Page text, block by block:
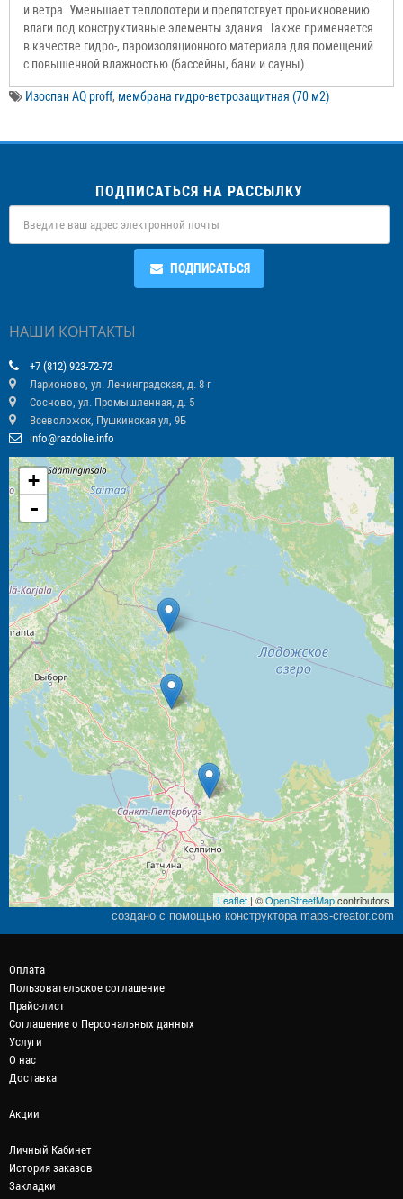
и ветра. Уменьшает теплопотери и препятствует проникновению
влаги под конструктивные элементы здания. Также применяется
в качестве гидро-, пароизоляционного материала для помещений
с повышенной влажностью (бассейны, бани и сауны).
Изоспан AQ proff, мембрана гидро-ветрозащитная (70 м2)
ПОДПИСАТЬСЯ НА РАССЫЛКУ
ПОДПИСАТЬСЯ
НАШИ КОНТАКТЫ
+7 (812) 923-72-72
Ларионово, ул. Ленинградская, д. 8 г
Сосново, ул. Промышленная, д. 5
Всеволожск, Пушкинская ул, 9Б
info@razdolie.info
+
-
Leaflet| ©OpenStreetMapcontributors
создано с помощью конструктора maps-creator.com
Оплата
Пользовательское соглашение
Прайс-лист
Соглашение о Персональных данных
Услуги
О нас
Доставка
Акции
Личный Кабинет
История заказов
Закладки